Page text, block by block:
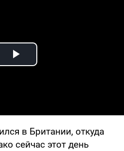
Play Video
в Британии, откуда
сейчас этот день